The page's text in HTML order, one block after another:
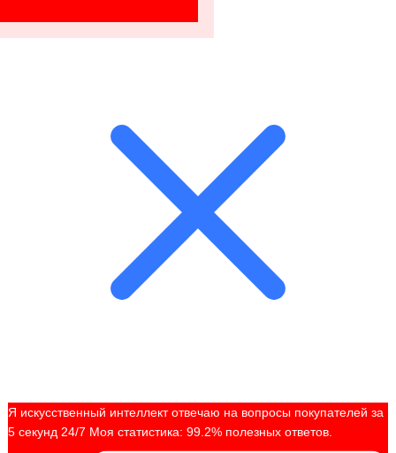
Я искусственный интеллект отвечаю на вопросы покупателей за
5 секунд 24/7 Моя статистика: 99.2% полезных ответов.